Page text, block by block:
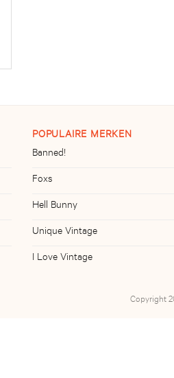
POPULAIRE MERKEN
Banned!
Foxs
Hell Bunny
Unique Vintage
I Love Vintage
Copyright